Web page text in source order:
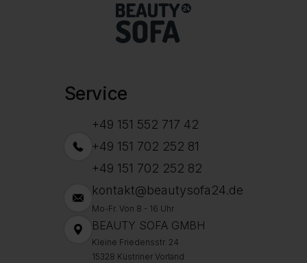
Service
+49 151 552 717 42
+49 151 702 252 81
+49 151 702 252 82
kontakt@beautysofa24.de
Mo-Fr. Von 8 - 16 Uhr
BEAUTY SOFA GMBH
Kleine Friedensstr. 24
15328 Küstriner Vorland